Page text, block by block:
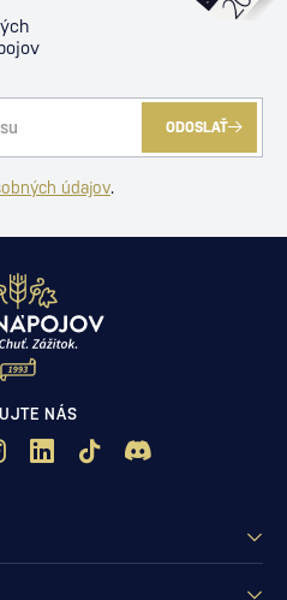
ODOSLAŤ
údajov.
NÁS